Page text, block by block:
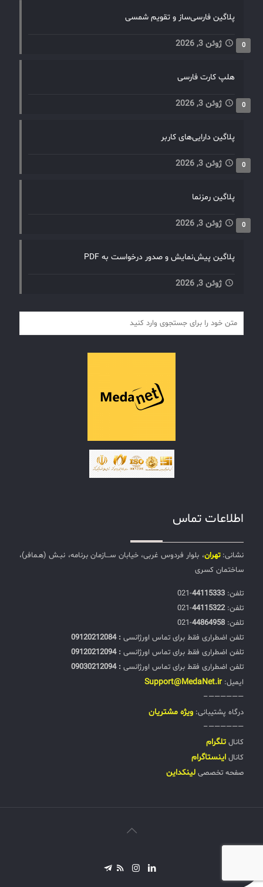
پلاگین فارسی‌ساز و تقویم شمسی
ژوئن 3, 2026 0
هلپ کارت فارسی
ژوئن 3, 2026 0
پلاگین دارایی‌های کاربر
ژوئن 3, 2026 0
پلاگین رمزنما
ژوئن 3, 2026 0
پلاگین پیش‌نمایش و صدور درخواست به PDF
ژوئن 3, 2026
اطلاعات تماس
نشانی:تهران، بلوار فردوس غربی، خیابان ســـازمان برنامه، نبـش (هـمافر)،
ساختمان کسری
تلفن:‌ 44115333
-021
تلفن:‌44115322
-021
تلفن:‌ 44864958
-021
تلفن اضطراری فقط برای تماس اورژانسی : 09120212084
تلفن اضطراری فقط برای تماس اورژانسی : 09120212094
تلفن اضطراری فقط برای تماس اورژانسی : 09030212094
ایمیل: Support@MedaNet.ir
——————–
درگاه پشتیبانی: ويژه مشتریان
——————–
کانال تلگرام
کانال اینستاگرام
صفحه تخصصی لینکداین